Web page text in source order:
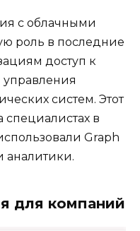
с облачными
роль в последние
доступ к
систем. Этот
специалистах в
Graph
аналитики.
для компаний